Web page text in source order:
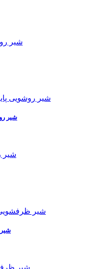
شیر